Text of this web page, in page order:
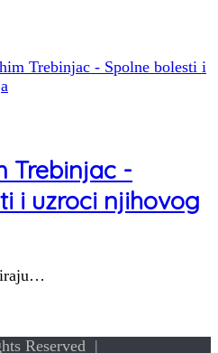
Trebinjac -
i uzroci njihovog
Reserved |